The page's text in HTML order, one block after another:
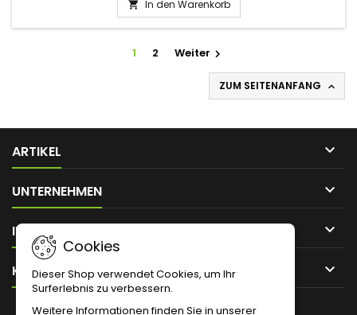
 In den Warenkorb
1 2 Weiter 
ZUM SEITENANFANG 
ARTIKEL 
UNTERNEHMEN 
IHR KONTO 
KONTAKT 
Cookies
Dieser Shop verwendet Cookies, um Ihr
Surferlebnis zu verbessern.
Weitere Informationen finden Sie in unserer